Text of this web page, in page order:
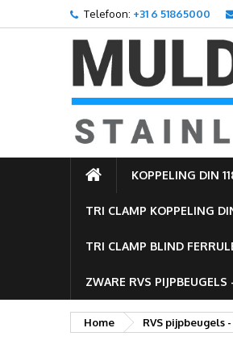
Telefoon: +31 6 51865000
KOPPELING DIN
TRI CLAMP KOPPELING
TRI CLAMP BLIND
ZWARE RVS PIJPBEUGELS
Home RVS pijpbeugels